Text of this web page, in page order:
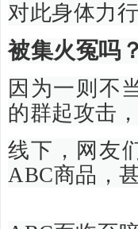
对此身体力行
被集火冤吗？
因为一则不
的群起攻击
线下，网友
ABC商品，